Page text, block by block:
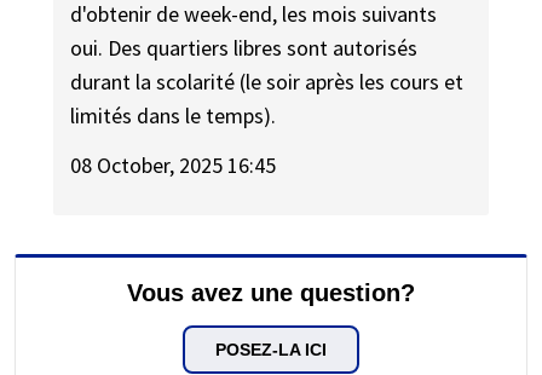
d'obtenir de week-end, les mois suivants
oui. Des quartiers libres sont autorisés
durant la scolarité (le soir après les cours et
limités dans le temps).
08 October, 2025 16:45
Vous avez une question?
POSEZ-LA ICI